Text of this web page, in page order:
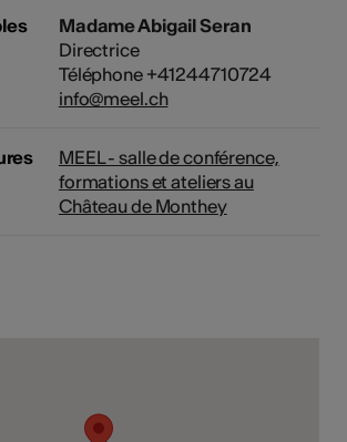
Madame Abigail Seran
Directrice
Téléphone +41244710724
info@meel.ch
MEEL - salle de conférence,
formations et ateliers au
Château de Monthey